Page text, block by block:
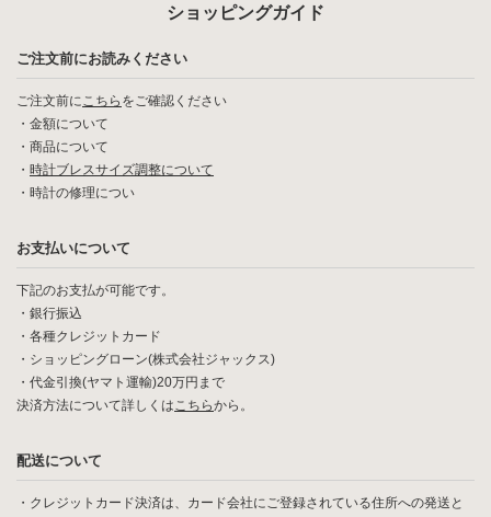
ショッピングガイド
ご注文前にお読みください
ご注文前にこちら をご確認ください
・ 金額について
・ 商品について
・ 時計ブレスサイズ調整について
・ 時計の修理につい
お支払いについて
下記のお支払が可能です。
・銀行振込
・各種クレジットカード
・ショッピングローン(株式会社ジャックス)
・代金引換(ヤマト運輸)20万円まで
決済方法について詳しくはこちらから。
配送について
・クレジットカード決済は、カード会社にご登録されている住所への発送と